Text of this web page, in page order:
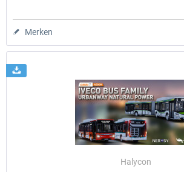
Merken
Halycon